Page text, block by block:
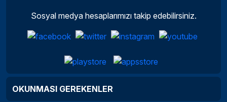
Sosyal medya hesaplarımızı takip edebilirsiniz.
OKUNMASI GEREKENLER